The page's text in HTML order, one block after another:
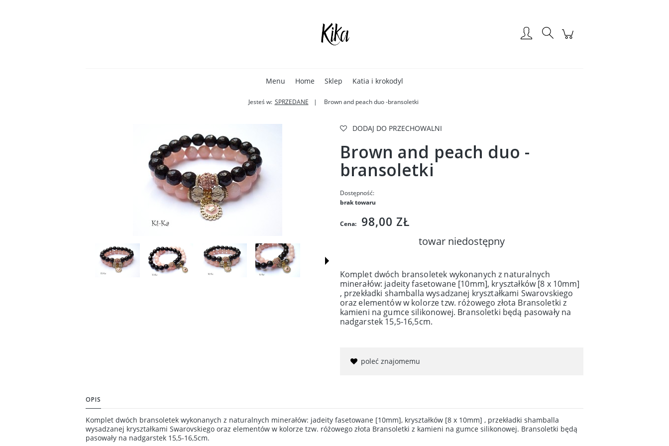
Menu Home Sklep Katia i krokodyl
Jesteś w: SPRZEDANE Brown and peach duo -bransoletki
DODAJ DO PRZECHOWALNI
Brown and peach duo -
bransoletki
Dostępność:
brak towaru
Cena: 98,00 ZŁ
towar niedostępny
Komplet dwóch bransoletek wykonanych z naturalnych
minerałów: jadeity fasetowane [10mm], kryształków [8 x 10mm]
, przekładki shamballa wysadzanej kryształkami Swarovskiego
oraz elementów w kolorze tzw. różowego złota Bransoletki z
kamieni na gumce silikonowej. Bransoletki będą pasowały na
nadgarstek 15,5-16,5cm.
poleć znajomemu
OPIS
Komplet dwóch bransoletek wykonanych z naturalnych minerałów: jadeity fasetowane [10mm], kryształków [8 x 10mm] , przekładki shamballa
wysadzanej kryształkami Swarovskiego oraz elementów w kolorze tzw. różowego złota Bransoletki z kamieni na gumce silikonowej. Bransoletki będą
pasowały na nadgarstek 15,5-16,5cm.